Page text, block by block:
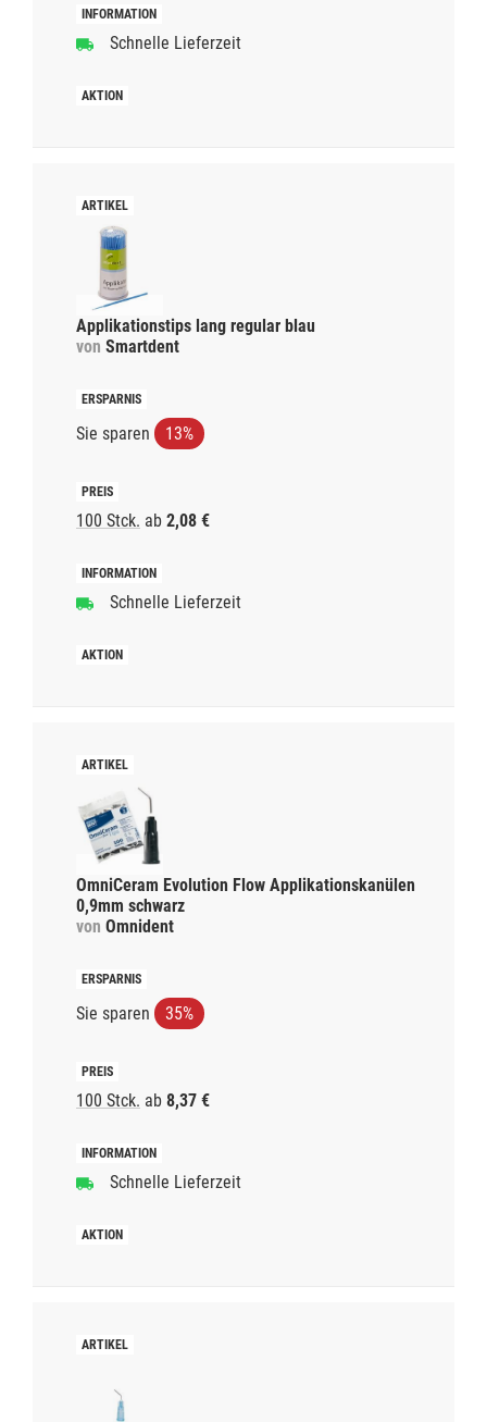
Schnelle Lieferzeit
Applikationstips lang regular blau
von Smartdent
Sie sparen 13%
100 Stck. ab 2,08 €
Schnelle Lieferzeit
OmniCeram Evolution Flow Applikationskanülen
0,9mm schwarz
von Omnident
Sie sparen 35%
100 Stck. ab 8,37 €
Schnelle Lieferzeit